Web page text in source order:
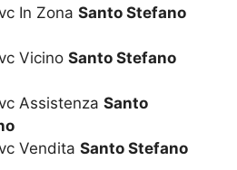
In Zona Santo Stefano
Vicino Santo Stefano
Assistenza Santo
Vendita Santo Stefano